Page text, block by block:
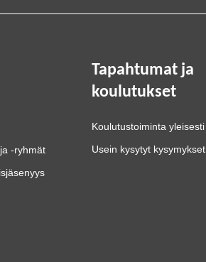
-ryhmät
Tapahtumat ja
koulutukset
Koulutustoiminta yleisesti
Usein kysytyt kysymykset